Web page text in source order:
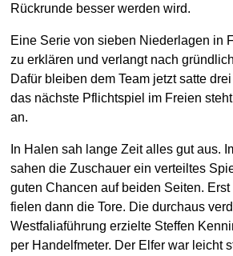
Rückrunde besser werden wird.
Eine Serie von sieben Niederlagen in
zu erklären und verlangt nach
Dafür bleiben dem Team jetzt satte
das nächste Pflichtspiel im Freien
an.
In Halen sah lange Zeit alles gut aus.
sahen die Zuschauer ein verteiltes
guten Chancen auf beiden Seiten.
fielen dann die Tore. Die durchaus
Westfaliaführung erzielte Steffen
per Handelfmeter. Der Elfer war leicht